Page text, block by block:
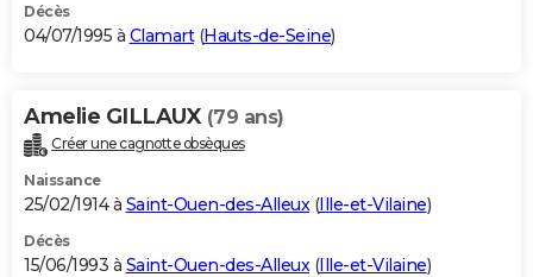
Décès
04/07/1995 à Clamart(Hauts-de-Seine)
Amelie GILLAUX (79 ans)
Créer une cagnotte obsèques
Naissance
25/02/1914 à Saint-Ouen-des-Alleux(Ille-et-Vilaine)
Décès
15/06/1993 à Saint-Ouen-des-Alleux(Ille-et-Vilaine)